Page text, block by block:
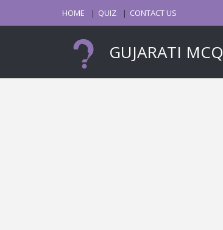
HOME QUIZ CONTACT US
GUJARATI MCQ